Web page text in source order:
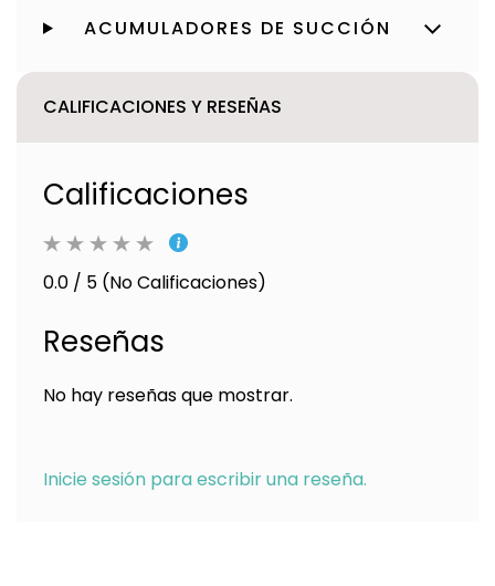
ACUMULADORES DE SUCCIÓN
CALIFICACIONES Y RESEÑAS
Calificaciones
0.0 / 5 (No Calificaciones)
Reseñas
No hay reseñas que mostrar.
Inicie sesión para escribir una reseña.